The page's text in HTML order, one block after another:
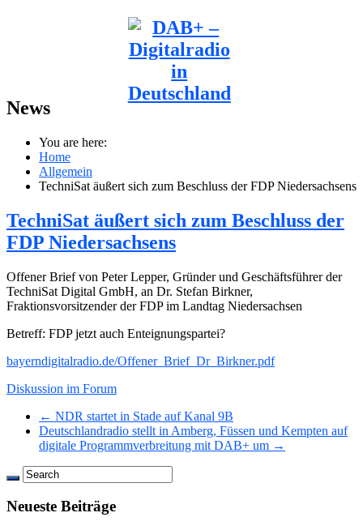
News
You are here:
Home
Allgemein
TechniSat äußert sich zum Beschluss der FDP Niedersachsens
TechniSat äußert sich zum Beschluss der
FDP Niedersachsens
Offener Brief von Peter Lepper, Gründer und Geschäftsführer der
TechniSat Digital GmbH, an Dr. Stefan Birkner,
Fraktionsvorsitzender der FDP im Landtag Niedersachsen
Betreff: FDP jetzt auch Enteignungspartei?
bayerndigitalradio.de/Offener_Brief_Dr_Birkner.pdf
Diskussion im Forum
← NDR startet in Stade auf Kanal 9B
Deutschlandradio stellt in Amberg, Füssen und Kempten auf
digitale Programmverbreitung mit DAB+ um →
Neueste Beiträge